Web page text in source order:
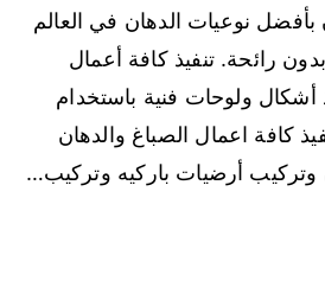
بأفضل نوعيات الدهان في العالم
بدون رائحة. تنفيذ كافة أعمال
أشكال ولوحات فنية باستخدام
كافة اعمال الصباغ والدهان
أرضيات باركيه وتركيب…